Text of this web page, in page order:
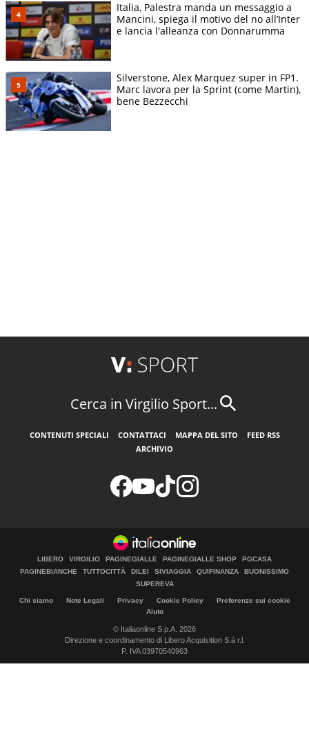
Italia, Palestra manda un messaggio a
Mancini, spiega il motivo del no all’Inter
e lancia l'alleanza con Donnarumma
Silverstone, Alex Marquez super in FP1.
Marc lavora per la Sprint (come Martin),
bene Bezzecchi
Cerca in Virgilio Sport...
CONTENUTI SPECIALI CONTATTACI MAPPA DEL SITO
FEED RSS
ARCHIVIO
LIBERO VIRGILIO PAGINEGIALLE PAGINEGIALLE SHOP
PGCASA
PAGINEBIANCHE
TUTTOCITTÀ DILEI SIVIAGGIA QUIFINANZA
BUONISSIMO
SUPEREVA
Chi siamo Note Legali Privacy Cookie Policy
Preferenze sui cookie
Aiuto
© Italiaonline S.p.A. 2026
Direzione e coordinamento di Libero Acquisition S.á r.l.
P. IVA 03970540963